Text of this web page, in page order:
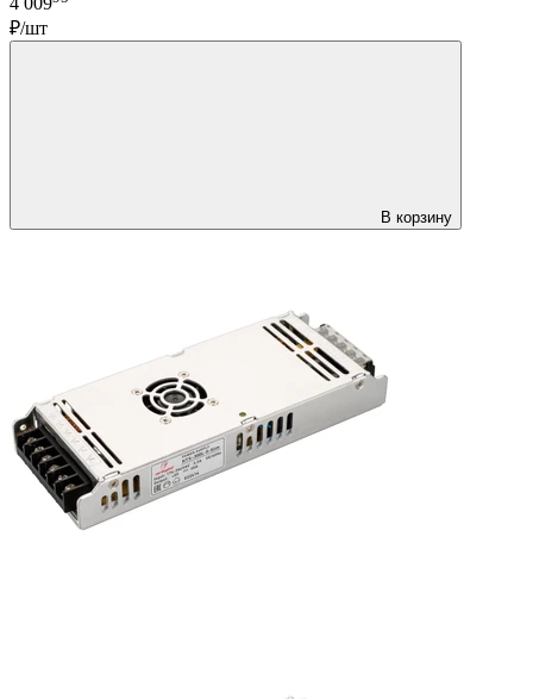
₽/шт
В корзину